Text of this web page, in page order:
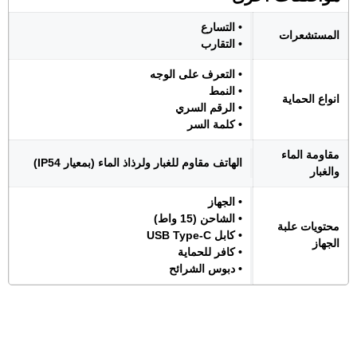
المستشعرات
• التسارع
• التقارب
انواع الحماية
• التعرف على الوجه
• النمط
• الرقم السري
• كلمة السر
مقاومة الماء
والغبار
الهاتف مقاوم للغبار ولرذاذ الماء (بمعيار IP54)
محتويات علبة
الجهاز
• الجهاز
• الشاحن (15 واط)
• كابل USB Type-C
• كافر للحماية
• دبوس الشرائح